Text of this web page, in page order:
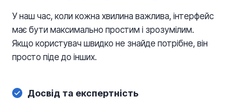
У наш час, коли кожна хвилина важлива, інтерфейс
має бути максимально простим і зрозумілим.
Якщо користувач швидко не знайде потрібне, він
просто піде до інших.
Досвід та експертність